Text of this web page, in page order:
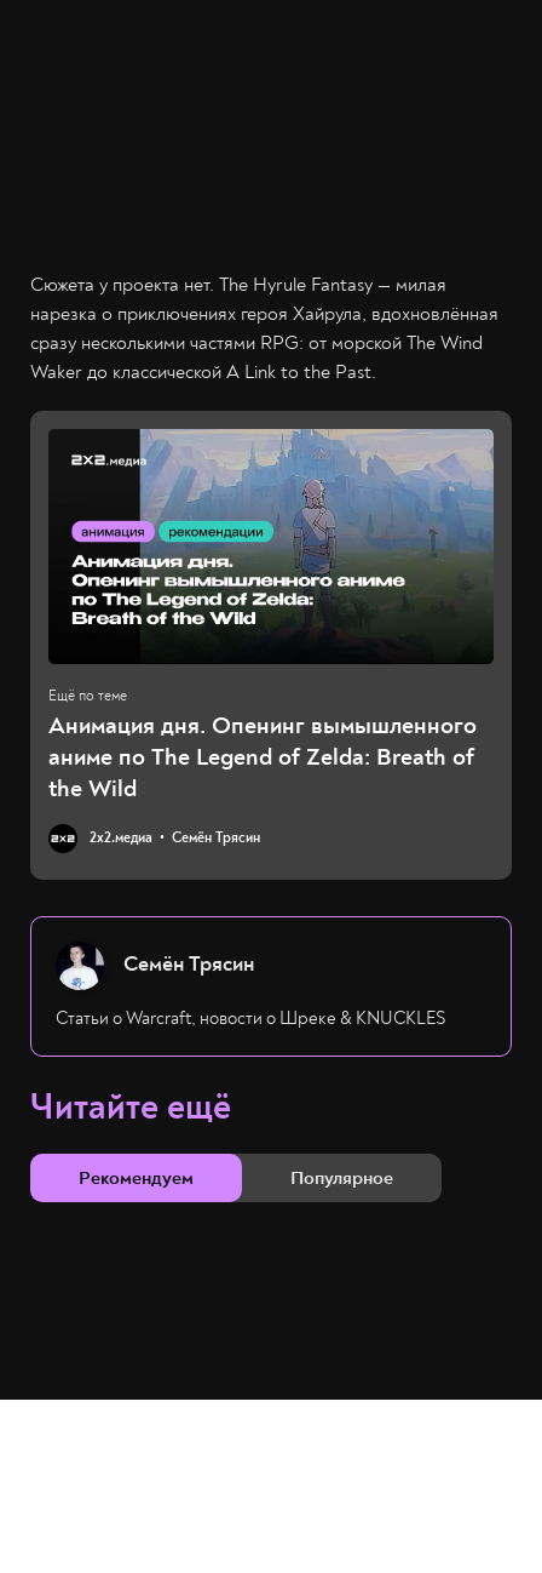
Сюжета у проекта нет. The Hyrule Fantasy — милая
нарезка о приключениях героя Хайрула, вдохновлённая
сразу несколькими частями RPG: от морской The Wind
Waker до классической A Link to the Past.
Анимация дня. Опенинг вымышленного
аниме по The Legend of Zelda: Breath of
the Wild
2х2.медиа Семён Трясин
Семён Трясин
Статьи о Warcraft, новости о Шреке & KNUCKLES
Читайте ещё
Рекомендуем Популярное